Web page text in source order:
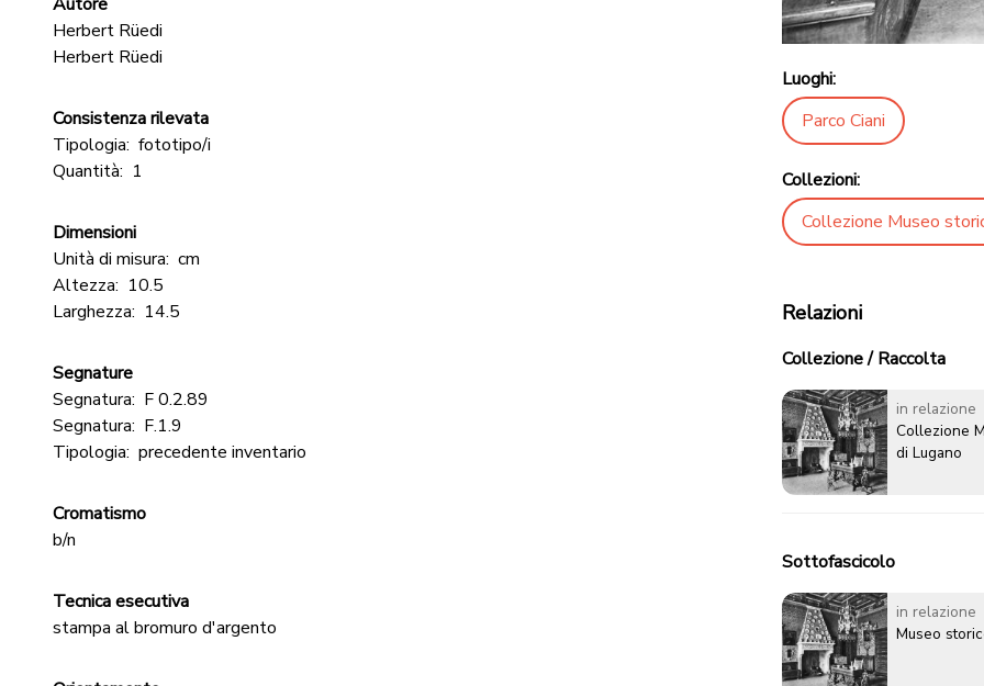
Herbert Rüedi
Herbert Rüedi
Consistenza rilevata
Tipologia: fototipo/i
Quantità: 1
Dimensioni
Unità di misura: cm
Altezza: 10.5
Larghezza: 14.5
Segnature
Segnatura: F 0.2.89
Segnatura: F.1.9
Tipologia: precedente inventario
Cromatismo
b/n
Tecnica esecutiva
stampa al bromuro d'argento
Luoghi:
Parco Ciani
Collezioni:
Collezione Museo
Relazioni
Collezione / Raccolta
in relazione
Collezione
di Lugano
Sottofascicolo
in relazione
Museo